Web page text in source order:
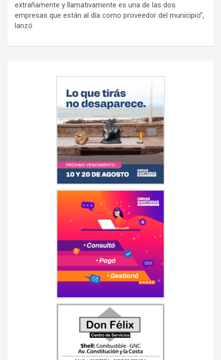
extrañamente y llamativamente es una de las dos
empresas que están al día como proveedor del municipio”,
lanzó